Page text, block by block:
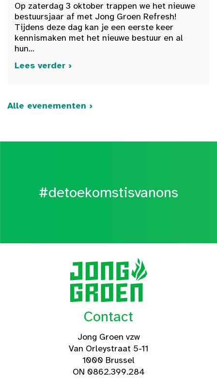
Op zaterdag 3 oktober trappen we het nieuwe
bestuursjaar af met Jong Groen Refresh!
Tijdens deze dag kan je een eerste keer
kennismaken met het nieuwe bestuur en al
hun...
Lees verder ›
Alle evenementen ›
#detoekomstisvanons
Contact
Jong Groen vzw
Van Orleystraat 5-11
1000 Brussel
ON 0862.399.284